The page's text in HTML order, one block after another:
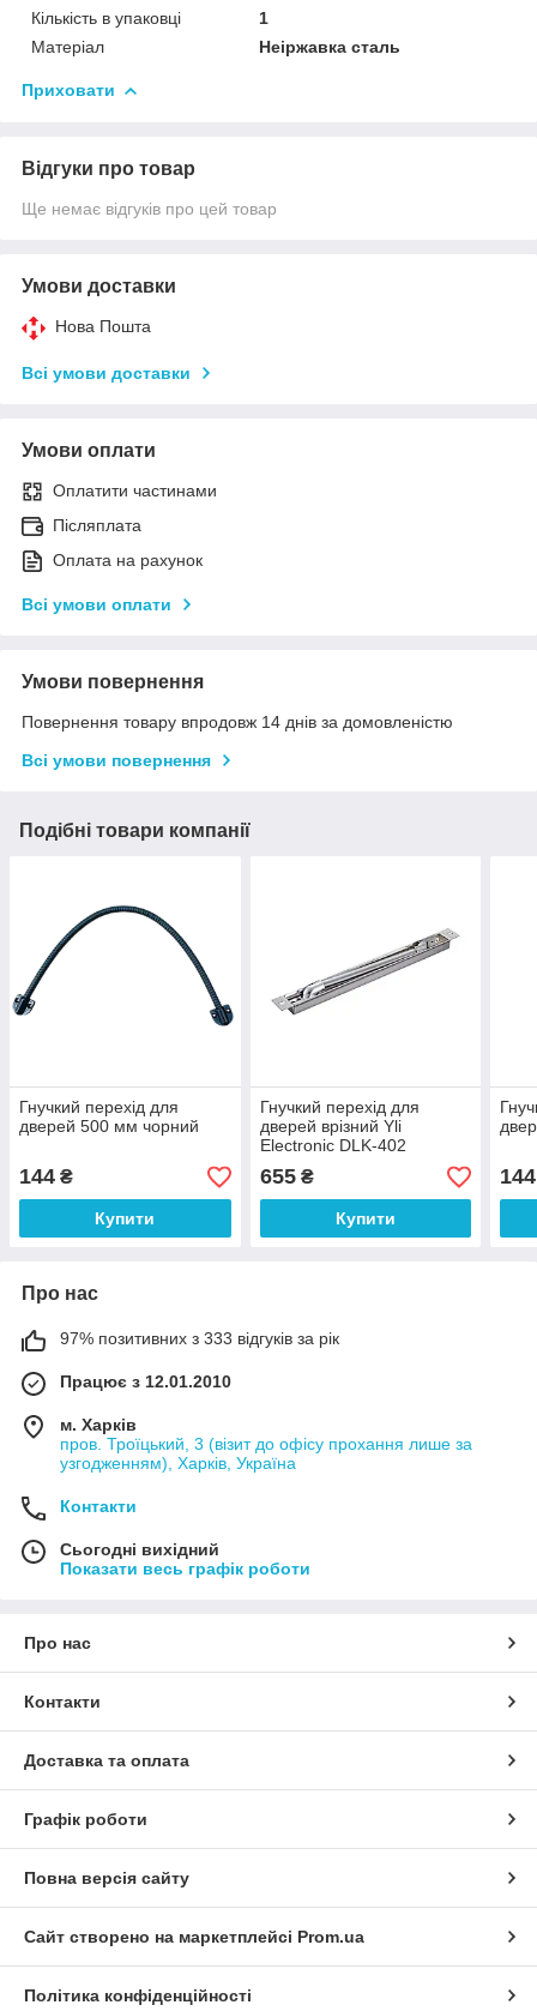
Кількість в упаковці
1
Матеріал
Неіржавка сталь
Приховати
Відгуки про товар
Ще немає відгуків про цей товар
Умови доставки
Нова Пошта
Всі умови доставки
Умови оплати
Оплатити частинами
Післяплата
Оплата на рахунок
Всі умови оплати
Умови повернення
Повернення товару впродовж 14 днів за домовленістю
Всі умови повернення
Подібні товари компанії
Гнучкий перехід для
дверей 500 мм чорний
144 ₴
Купити
Гнучкий перехід для
дверей врізний Yli
Electronic DLK-402
655₴
Купити
144
Про нас
97% позитивних з 333 відгуків за рік
Працює з 12.01.2010
м. Харків
пров. Троїцький, 3 (візит до офісу прохання лише за
узгодженням), Харків, Україна
Контакти
Сьогодні вихідний
Показати весь графік роботи
Про нас
Контакти
Доставка та оплата
Графік роботи
Повна версія сайту
Сайт створено на маркетплейсі Prom.ua
Політика конфіденційності